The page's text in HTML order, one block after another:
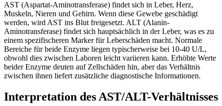
AST (Aspartat-Aminotransferase) findet sich in Leber, Herz,
Muskeln, Nieren und Gehirn. Wenn diese Gewebe geschädigt
werden, wird AST ins Blut freigesetzt. ALT (Alanin-
Aminotransferase) findet sich hauptsächlich in der Leber, was es zu
einem spezifischeren Marker für Leberschäden macht. Normale
Bereiche für beide Enzyme liegen typischerweise bei 10-40 U/L,
obwohl dies zwischen Laboren leicht variieren kann. Erhöhte Werte
beider Enzyme deuten auf Zellschäden hin, aber das Verhältnis
zwischen ihnen liefert zusätzliche diagnostische Informationen.
Interpretation des AST/ALT-Verhältnisses